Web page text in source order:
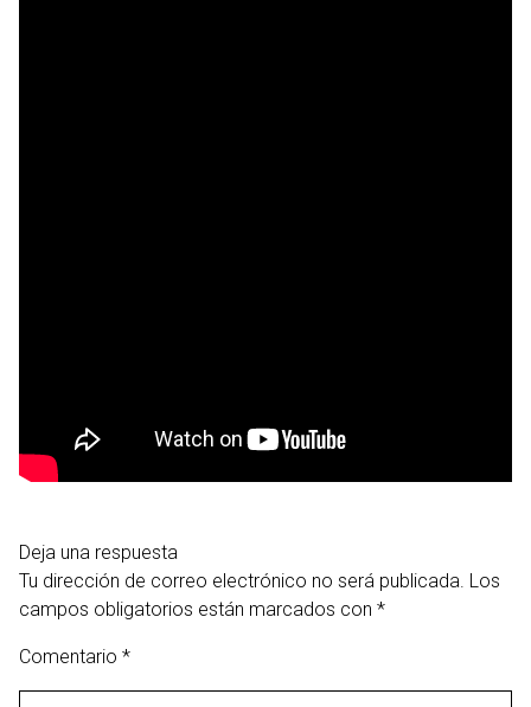
Deja una respuesta
Tu dirección de correo electrónico no será publicada. Los
campos obligatorios están marcados con *
Comentario *